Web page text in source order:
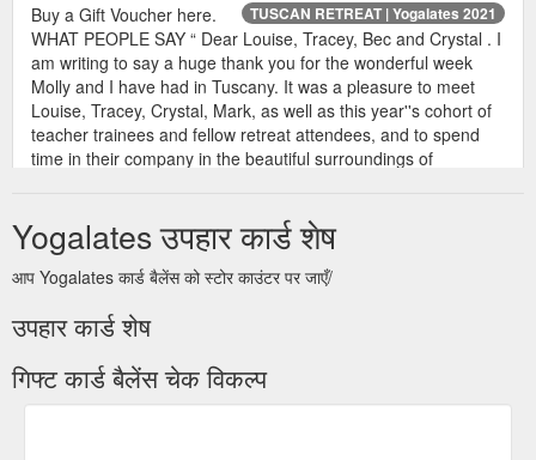
TUSCAN RETREAT | Yogalates 2021
Buy a Gift Voucher here.
WHAT PEOPLE SAY “ Dear Louise, Tracey, Bec and Crystal . I
am writing to say a huge thank you for the wonderful week
Molly and I have had in Tuscany. It was a pleasure to meet
Louise, Tracey, Crystal, Mark, as well as this year''s cohort of
teacher trainees and fellow retreat attendees, and to spend
time in their company in the beautiful surroundings of
BALI YOGALATES RETREAT | Yogalates 2021
Buy a Gift Voucher
here. WHAT PEOPLE SAY “ Dear Louise, Tracey, Bec and
Crystal . I am writing to say a huge thank you for the wonderful
meet Louise, Tracey, Crystal, Mark, as well as this year''s
spend time in their company in the beautiful surroundings of
Yogalates उपहार कार्ड शेष
आप Yogalates कार्ड बैलेंस को स्टोर काउंटर पर जाएँ/
उपहार कार्ड शेष
गिफ्ट कार्ड बैलेंस चेक विकल्प